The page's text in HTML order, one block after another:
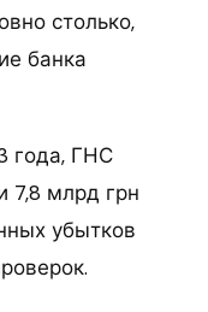
столько,
банка
года, ГНС
7,8 млрд грн
убытков